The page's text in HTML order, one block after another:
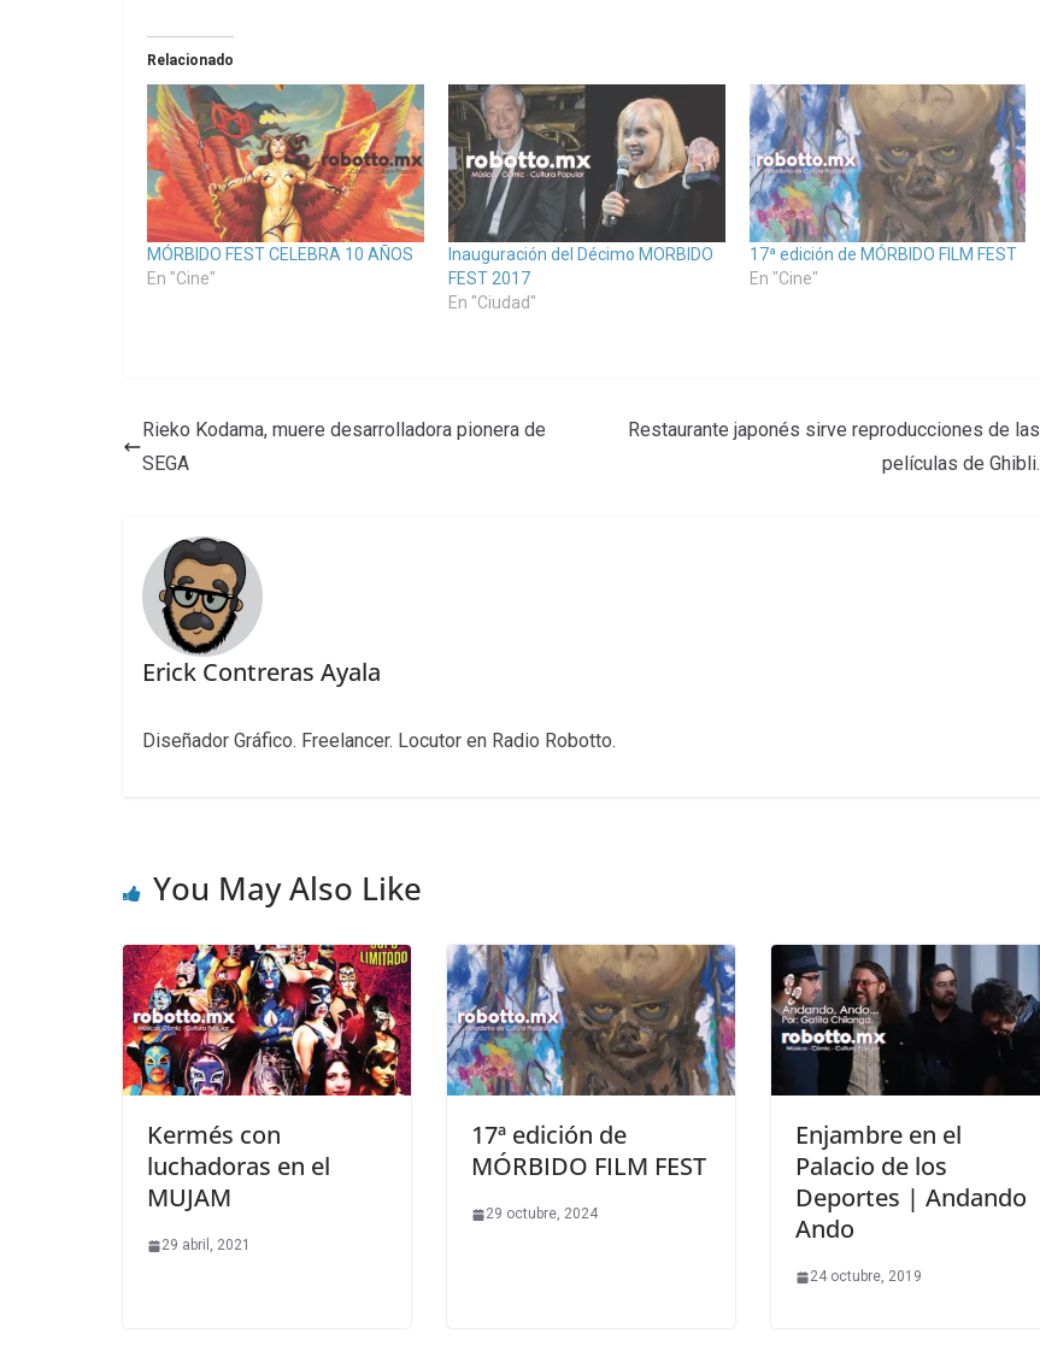
Relacionado
MÓRBIDO FEST CELEBRA 10 AÑOS
En "Cine"
Inauguración del Décimo MORBIDO
FEST 2017
En "Ciudad"
17ª edición de MÓRBIDO FILM FEST
En "Cine"
Rieko Kodama, muere desarrolladora pionera de
SEGA
Restaurante japonés sirve reproducciones de las
películas de Ghibli.
Erick Contreras Ayala
Diseñador Gráfico. Freelancer. Locutor en Radio Robotto.
You May Also Like
Kermés con
luchadoras en el
MUJAM
29 abril, 2021
17ª edición de
MÓRBIDO FILM FEST
29 octubre, 2024
Enjambre en el
Palacio de los
Deportes | Andando
Ando
24 octubre, 2019